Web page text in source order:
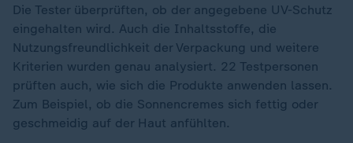
Die Tester überprüften, ob der angegebene UV-Schutz
eingehalten wird. Auch die Inhaltsstoffe, die
Nutzungsfreundlichkeit der Verpackung und weitere
Kriterien wurden genau analysiert. 22 Testpersonen
prüften auch, wie sich die Produkte anwenden lassen.
Zum Beispiel, ob die Sonnencremes sich fettig oder
geschmeidig auf der Haut anfühlten.